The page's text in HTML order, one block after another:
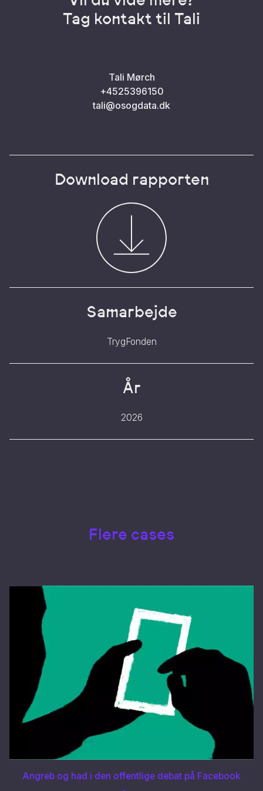
Tag kontakt til Tali
Tali Mørch
+4525396150
tali@osogdata.dk
Download rapporten
Samarbejde
TrygFonden
År
2026
Flere cases
Angreb og had i den offentlige debat på Facebook